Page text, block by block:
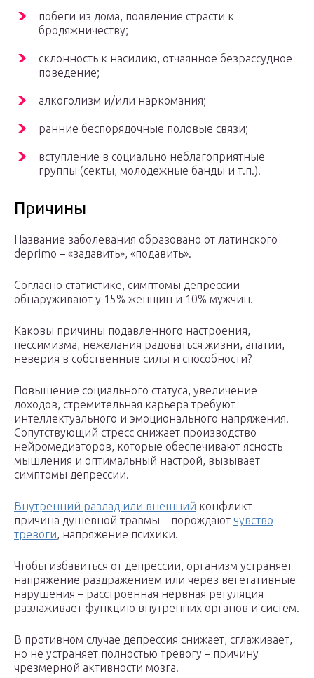
побеги из дома, появление страсти к
бродяжничеству;
склонность к насилию, отчаянное безрассудное
поведение;
алкоголизм и/или наркомания;
ранние беспорядочные половые связи;
вступление в социально неблагоприятные
группы (секты, молодежные банды и т.п.).
Причины
Название заболевания образовано от латинского
deprimo – «задавить», «подавить».
Согласно статистике, симптомы депрессии
обнаруживают у 15% женщин и 10% мужчин.
Каковы причины подавленного настроения,
пессимизма, нежелания радоваться жизни, апатии,
неверия в собственные силы и способности?
Повышение социального статуса, увеличение
доходов, стремительная карьера требуют
интеллектуального и эмоционального напряжения.
Сопутствующий стресс снижает производство
нейромедиаторов, которые обеспечивают ясность
мышления и оптимальный настрой, вызывает
симптомы депрессии.
Внутренний разлад или внешний конфликт –
причина душевной травмы – порождают чувство
тревоги, напряжение психики.
Чтобы избавиться от депрессии, организм устраняет
напряжение раздражением или через вегетативные
нарушения – расстроенная нервная регуляция
разлаживает функцию внутренних органов и систем.
В противном случае депрессия снижает, сглаживает,
но не устраняет полностью тревогу – причину
чрезмерной активности мозга.